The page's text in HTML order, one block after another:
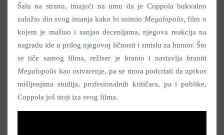
Šalu na stranu, imajući na umu da je Coppola bukvalno
založio dio svog imanja kako bi snimio Megalopolis,film o
kojem je maštao i sanjao decenijama, njegova reakcija na
nagradu ide u prilog njegovoj ličnosti i smislu za humor. Što
se tiče samog filma, režiser je branio i nastavlja braniti
Megalopolis kao ostvarenje, pa se mora podcrtati da uprkos
mišljenjima studija, profesionalnih kritičara, pa i publike,
Coppola još stoji iza svog filma.